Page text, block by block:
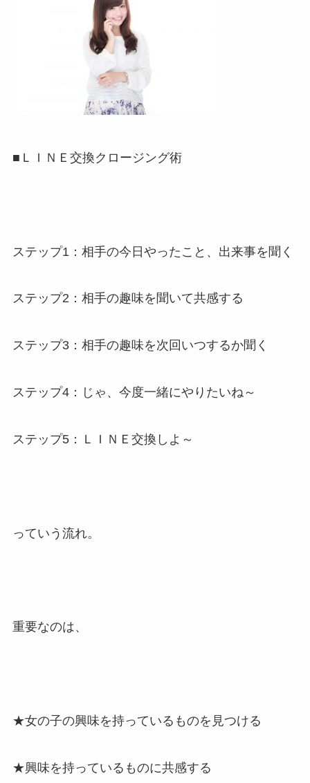
■ＬＩＮＥ交換クロージング術
ステップ1：相手の今日やったこと、出来事を聞く
ステップ2：相手の趣味を聞いて共感する
ステップ3：相手の趣味を次回いつするか聞く
ステップ4：じゃ、今度一緒にやりたいね～
ステップ5：ＬＩＮＥ交換しよ～
っていう流れ。
重要なのは、
★女の子の興味を持っているものを見つける
★興味を持っているものに共感する